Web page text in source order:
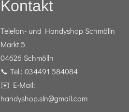
Kontakt
Telefon- und Handyshop Schmölln
Markt 5
04626 Schmölln
📞 Tel.: 034491 584084
✉️ E-Mail:
handyshop.sln@gmail.com